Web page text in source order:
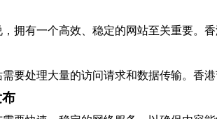
拥有一个高效、稳定的网站至关重要。
要处理大量的访问请求和数据传输。香